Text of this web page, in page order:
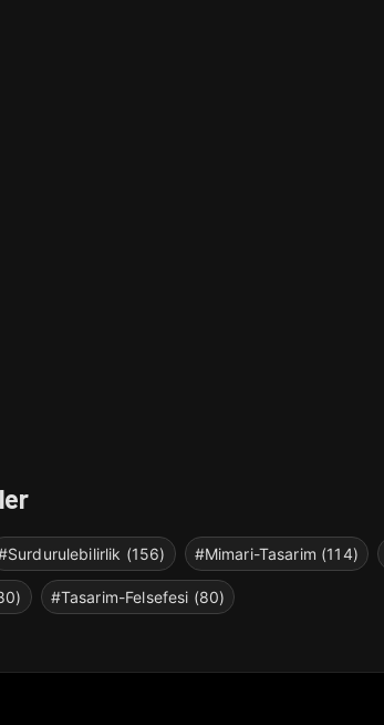
(156) #Mimari-Tasarim (114)
#Tasarim-Felsefesi (80)